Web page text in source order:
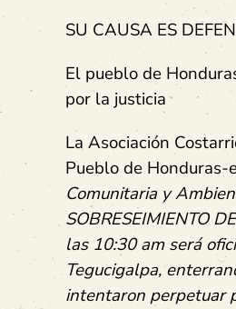
SU CAUSA ES
El pueblo de
por la justicia
La Asociación
Pueblo de Honduras-
Comunitaria y
SOBRESEIMIENTO
las 10:30 am será
Tegucigalpa,
intentaron perpetuar